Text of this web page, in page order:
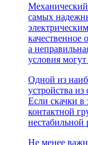
Механический
самых
качественное
а
условия
Одной из
устройства
Если скачки в
контактной
нестабильной
Не менее